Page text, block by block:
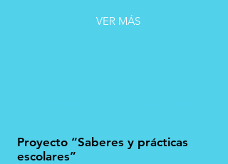
VER MÁS
Proyecto “Saberes y prácticas
escolares”